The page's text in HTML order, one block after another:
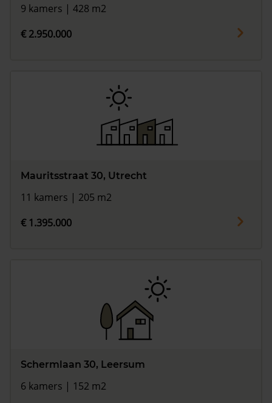
9 kamers | 428 m2
€ 2.950.000
Mauritsstraat 30, Utrecht
11 kamers | 205 m2
€ 1.395.000
Schermlaan 30, Leersum
6 kamers | 152 m2